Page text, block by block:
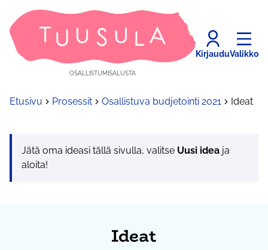
OSALLISTUMISALUSTA
KirjauduValikko
Etusivu Prosessit Osallistuva budjetointi 2021 Ideat
Jätä oma ideasi tällä sivulla, valitse Uusi idea ja
aloita!
Ideat